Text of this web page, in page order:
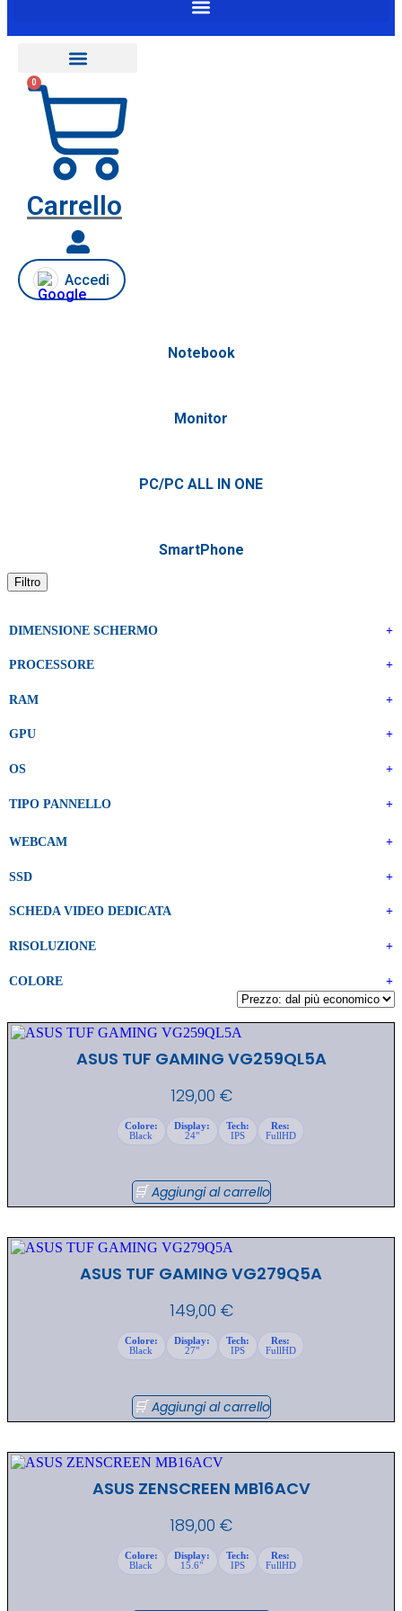
0
Carrello
Accedi
Notebook
Monitor
PC/PC ALL IN ONE
SmartPhone
Filtro
DIMENSIONE SCHERMO +
PROCESSORE +
RAM +
GPU +
OS +
TIPO PANNELLO +
WEBCAM +
SSD +
SCHEDA VIDEO DEDICATA +
RISOLUZIONE +
COLORE +
ASUS TUF GAMING VG259QL5A
129,00 €
Colore:
Black
Display:
24"
Tech:
IPS
Res:
FullHD
Aggiungi al carrello
ASUS TUF GAMING VG279Q5A
149,00 €
Colore:
Black
Display:
27"
Tech:
IPS
Res:
FullHD
Aggiungi al carrello
ASUS ZENSCREEN MB16ACV
189,00 €
Colore:
Black
Display:
15.6"
Tech:
IPS
Res:
FullHD